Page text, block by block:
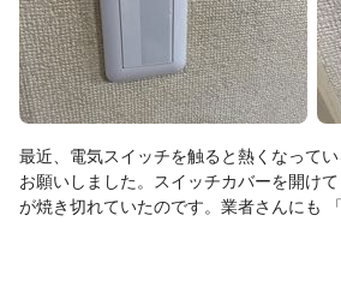
最近、電気スイッチを触ると熱くなって
お願いしました。スイッチカバーを開け
が焼き切れていたのです。業者さんにも
な事象はあまり見たことがないです」と